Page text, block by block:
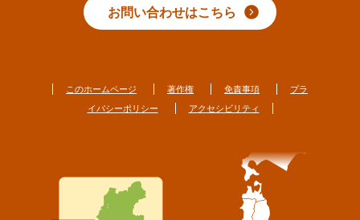
お問い合わせはこちら
このホームページ 著作権 免責事項
プラ
イバシーポリシー
アクセシビリティ